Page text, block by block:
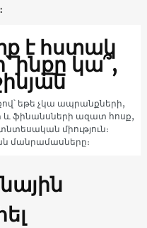
է հստակ
կա՞,
եթե չկա ապրանքների,
և ֆինանսների ազատ հոսք,
միություն։
մանրամասները։